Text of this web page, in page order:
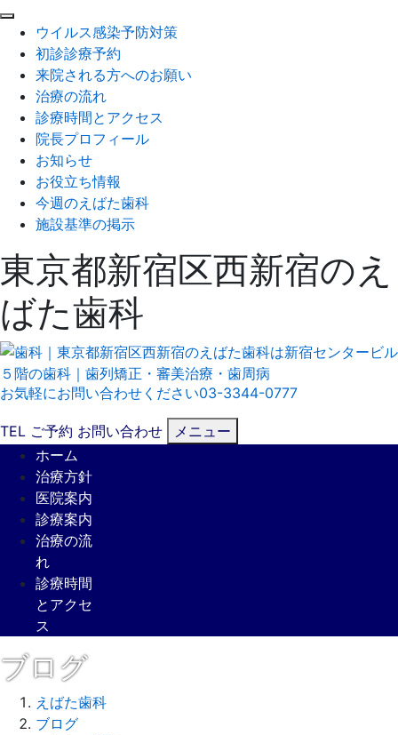
ウイルス感染予防対策
初診診療予約
来院される方へのお願い
治療の流れ
診療時間とアクセス
院長プロフィール
お知らせ
お役立ち情報
今週のえばた歯科
施設基準の掲示
東京都新宿区西新宿のえ
ばた歯科
お気軽にお問い合わせください03-3344-0777
TEL ご予約 お問い合わせ
メニュー
ホーム
治療方針
医院案内
診療案内
治療の流
れ
診療時間
とアクセ
ス
ブログ
えばた歯科
ブログ